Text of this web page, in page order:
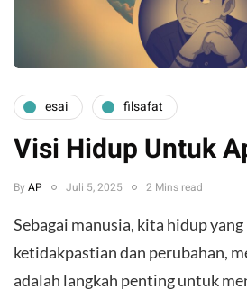
esai filsafat
Visi Hidup Untuk
By AP Juli 5, 2025 2 Mins read
Sebagai manusia, kita hidup
ketidakpastian dan perubahan,
adalah langkah penting untuk